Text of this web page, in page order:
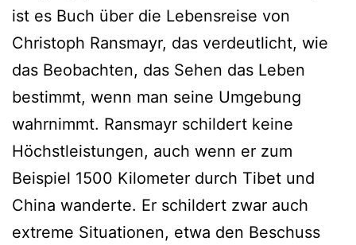
ist es Buch über die Lebensreise von
Christoph Ransmayr, das verdeutlicht, wie
das Beobachten, das Sehen das Leben
bestimmt, wenn man seine Umgebung
wahrnimmt. Ransmayr schildert keine
Höchstleistungen, auch wenn er zum
Beispiel 1500 Kilometer durch Tibet und
China wanderte. Er schildert zwar auch
extreme Situationen, etwa den Beschuss